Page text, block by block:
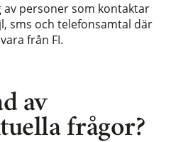
av
frågor?
av personer som kontaktar
sms och telefonsamtal där
från FI.